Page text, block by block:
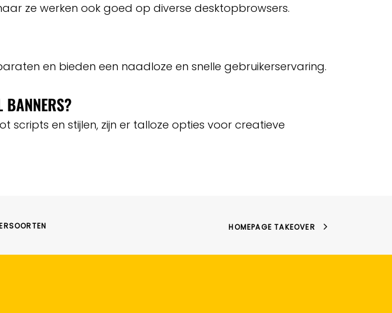
ze werken ook goed op diverse desktopbrowsers.
en bieden een naadloze en snelle gebruikerservaring.
BANNERS?
scripts en stijlen, zijn er talloze opties voor creatieve
HOMEPAGE TAKEOVER